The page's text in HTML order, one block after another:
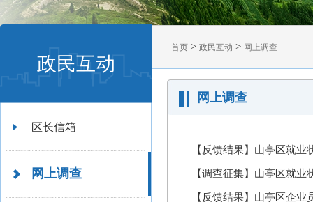
政民互动
区长信箱
网上调查
首页 > 政民互动 > 网上调查
网上调查
【反馈结果】山亭区就业
【调查征集】山亭区就业
【反馈结果】山亭区企